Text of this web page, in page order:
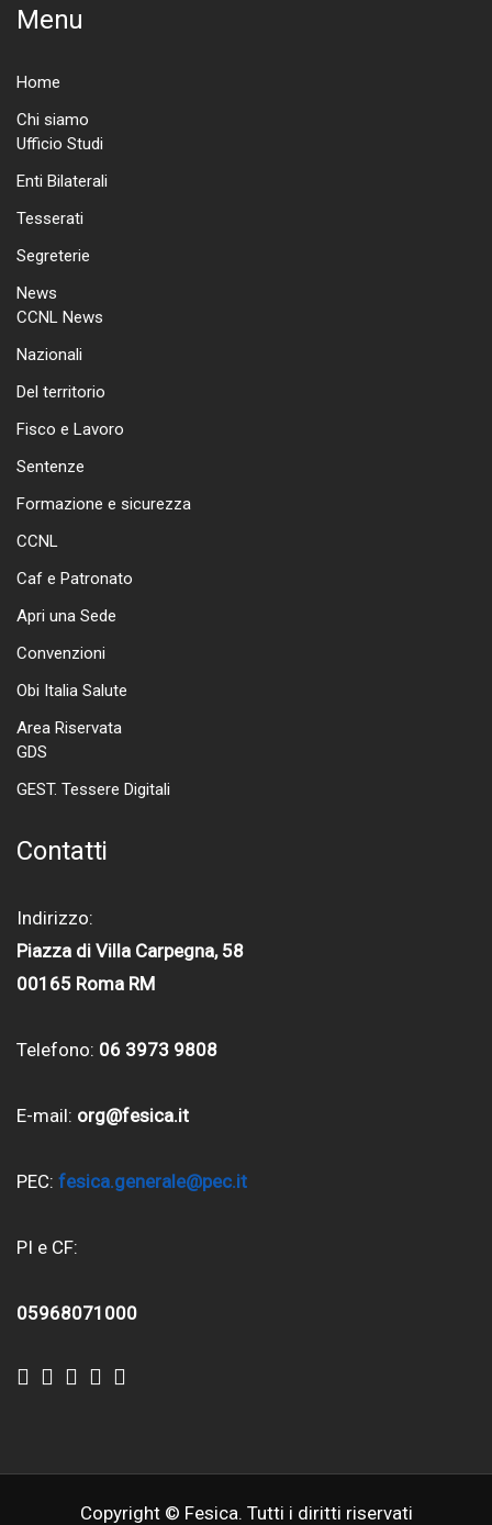
Menu
Home
Chi siamo
Ufficio Studi
Enti Bilaterali
Tesserati
Segreterie
News
CCNL News
Nazionali
Del territorio
Fisco e Lavoro
Sentenze
Formazione e sicurezza
CCNL
Caf e Patronato
Apri una Sede
Convenzioni
Obi Italia Salute
Area Riservata
GDS
GEST. Tessere Digitali
Contatti
Indirizzo:
Piazza di Villa Carpegna, 58
00165 Roma RM
Telefono: 06 3973 9808
E-mail: org@fesica.it
PEC: fesica.generale@pec.it
PI e CF:
05968071000
Copyright © Fesica. Tutti i diritti riservati